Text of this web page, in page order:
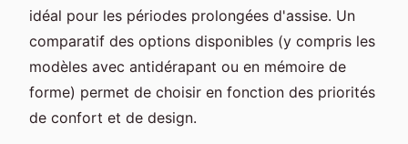
idéal pour les périodes prolongées d'assise. Un
comparatif des options disponibles (y compris les
modèles avec antidérapant ou en mémoire de
forme) permet de choisir en fonction des priorités
de confort et de design.